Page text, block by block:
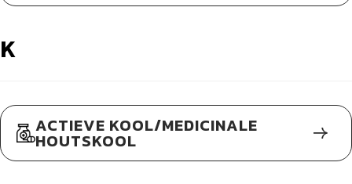
K
ACTIEVE KOOL/MEDICINALE
HOUTSKOOL